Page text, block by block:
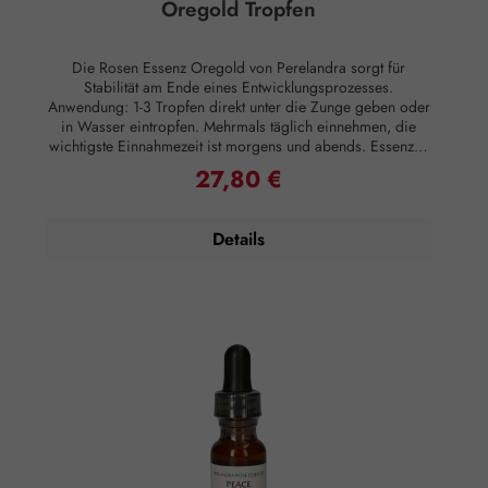
Oregold Tropfen
Die Rosen Essenz Oregold von Perelandra sorgt für
Stabilität am Ende eines Entwicklungsprozesses.
Anwendung: 1-3 Tropfen direkt unter die Zunge geben oder
in Wasser eintropfen. Mehrmals täglich einnehmen, die
wichtigste Einnahmezeit ist morgens und abends. Essenzen
können auch äußerlich angewandt werden, indem man sie
Lotionen oder Salben beimischt oder sie ins Badewasser
wissenschaftlichen Maßstäben nachgewiesene Wirkung auf
Körper oder Psyche. Alle Aussagen beziehen sich
ausschließlich auf energetische Aspekte wie Aura,
Meridiane, Chakren etc.
Regulärer Preis:
27,80 €
Details